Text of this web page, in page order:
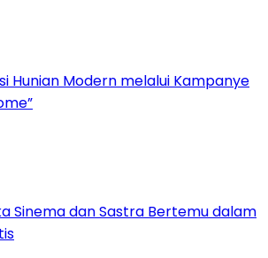
Hunian Modern melalui Kampanye
Sinema dan Sastra Bertemu dalam